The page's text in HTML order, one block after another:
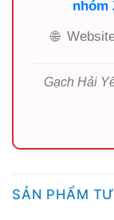
nhóm
🌐
Gạch Hải
SẢN PHẨM